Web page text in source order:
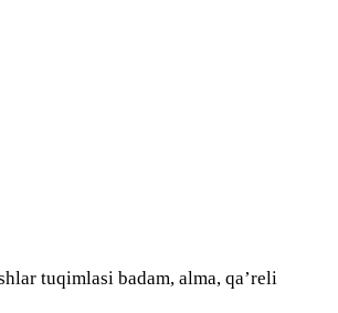
tuqimlasi badam, alma, qa’reli